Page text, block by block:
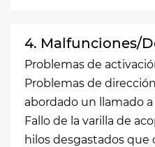
4. Malfunciones/
Problemas de
Problemas de
abordado un llamado
Fallo de la varilla de
hilos desgastados que